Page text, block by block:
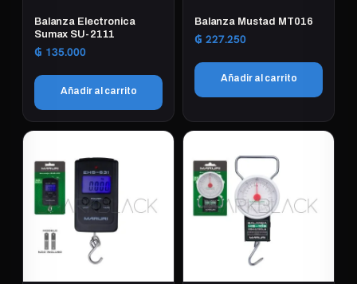
Balanza Electronica
Sumax SU-2111
₲ 135.000
Añadir al carrito
Balanza Mustad MT016
₲ 227.250
Añadir al carrito